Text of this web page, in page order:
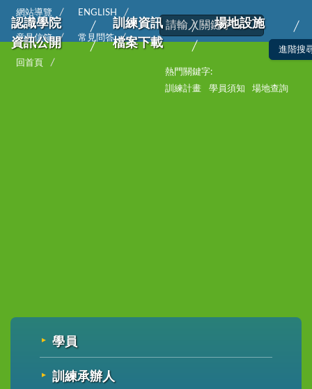
網站導覽 ENGLISH
意見信箱 常見問答
回首頁
熱門關鍵字:
訓練計畫
學員須知 場地查詢
認識學院 訓練資訊
場地設施
資訊公開
檔案下載
學員
訓練承辦人